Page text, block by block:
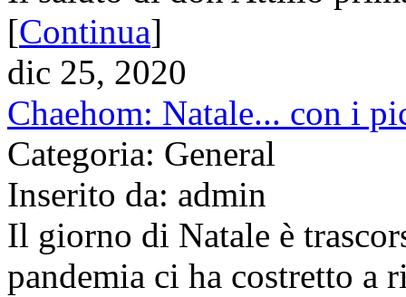
[Continua]
dic 25, 2020
Chaehom: Natale... con i
Categoria: General
Inserito da: admin
Il giorno di Natale è
pandemia ci ha costretto a